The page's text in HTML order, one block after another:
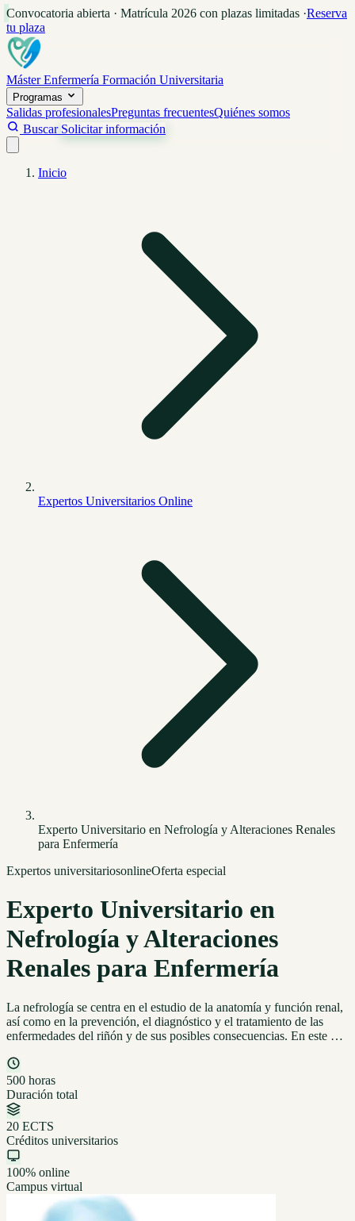
Convocatoria abierta · Matrícula 2026 con plazas limitadas ·Reserva
tu plaza
Máster Enfermería Formación Universitaria
Programas
Salidas profesionalesPreguntas frecuentesQuiénes somos
Buscar Solicitar información
Inicio
Expertos Universitarios Online
Experto Universitario en Nefrología y Alteraciones Renales
para Enfermería
Expertos universitariosonlineOferta especial
Experto Universitario en
Nefrología y Alteraciones
Renales para Enfermería
La nefrología se centra en el estudio de la anatomía y función renal,
así como en la prevención, el diagnóstico y el tratamiento de las
enfermedades del riñón y de sus posibles consecuencias. En este …
500 horas
Duración total
20 ECTS
Créditos universitarios
100% online
Campus virtual